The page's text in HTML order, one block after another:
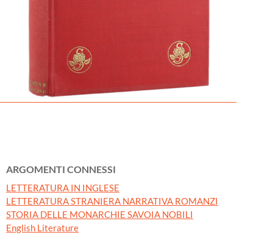
ARGOMENTI CONNESSI
LETTERATURA IN INGLESE
LETTERATURA STRANIERA NARRATIVA ROMANZI
STORIA DELLE MONARCHIE SAVOIA NOBILI
English Literature